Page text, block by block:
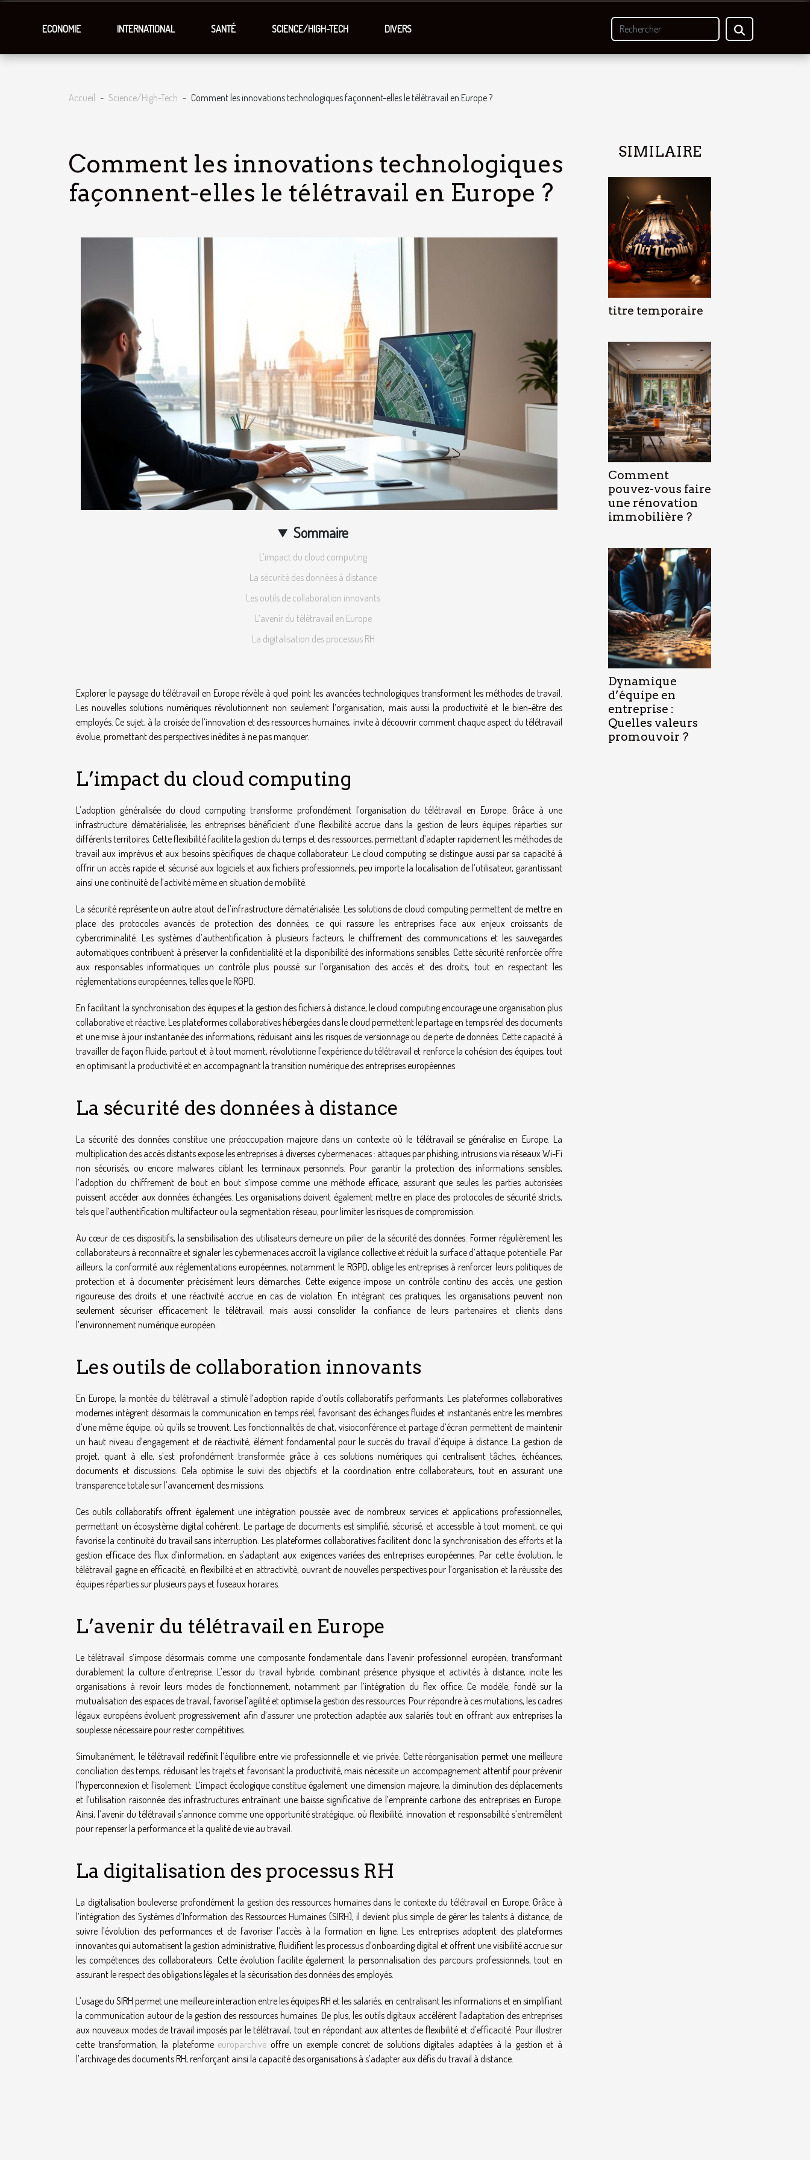
ECONOMIE INTERNATIONAL SANTÉ SCIENCE/HIGH-TECH DIVERS
Accueil Science/High-Tech Comment les innovations technologiques façonnent-elles le télétravail en Europe ?
Comment les innovations technologiques
façonnent-elles le télétravail en Europe ?
Sommaire
L’impact du cloud computing
La sécurité des données à distance
Les outils de collaboration innovants
L’avenir du télétravail en Europe
La digitalisation des processus RH
Explorer le paysage du télétravail en Europe révèle à quel point les avancées technologiques transforment les méthodes de travail.
Les nouvelles solutions numériques révolutionnent non seulement l’organisation, mais aussi la productivité et le bien-être des
employés. Ce sujet, à la croisée de l’innovation et des ressources humaines, invite à découvrir comment chaque aspect du télétravail
évolue, promettant des perspectives inédites à ne pas manquer.
L’impact du cloud computing
L’adoption généralisée du cloud computing transforme profondément l’organisation du télétravail en Europe. Grâce à une
infrastructure dématérialisée, les entreprises bénéficient d’une flexibilité accrue dans la gestion de leurs équipes réparties sur
différents territoires. Cette flexibilité facilite la gestion du temps et des ressources, permettant d’adapter rapidement les méthodes de
travail aux imprévus et aux besoins spécifiques de chaque collaborateur. Le cloud computing se distingue aussi par sa capacité à
offrir un accès rapide et sécurisé aux logiciels et aux fichiers professionnels, peu importe la localisation de l’utilisateur, garantissant
ainsi une continuité de l’activité même en situation de mobilité.
La sécurité représente un autre atout de l’infrastructure dématérialisée. Les solutions de cloud computing permettent de mettre en
place des protocoles avancés de protection des données, ce qui rassure les entreprises face aux enjeux croissants de
cybercriminalité. Les systèmes d’authentification à plusieurs facteurs, le chiffrement des communications et les sauvegardes
automatiques contribuent à préserver la confidentialité et la disponibilité des informations sensibles. Cette sécurité renforcée offre
aux responsables informatiques un contrôle plus poussé sur l’organisation des accès et des droits, tout en respectant les
réglementations européennes, telles que le RGPD.
En facilitant la synchronisation des équipes et la gestion des fichiers à distance, le cloud computing encourage une organisation plus
collaborative et réactive. Les plateformes collaboratives hébergées dans le cloud permettent le partage en temps réel des documents
et une mise à jour instantanée des informations, réduisant ainsi les risques de versionnage ou de perte de données. Cette capacité à
travailler de façon fluide, partout et à tout moment, révolutionne l’expérience du télétravail et renforce la cohésion des équipes, tout
en optimisant la productivité et en accompagnant la transition numérique des entreprises européennes.
La sécurité des données à distance
La sécurité des données constitue une préoccupation majeure dans un contexte où le télétravail se généralise en Europe. La
multiplication des accès distants expose les entreprises à diverses cybermenaces : attaques par phishing, intrusions via réseaux Wi-Fi
non sécurisés, ou encore malwares ciblant les terminaux personnels. Pour garantir la protection des informations sensibles,
l’adoption du chiffrement de bout en bout s’impose comme une méthode efficace, assurant que seules les parties autorisées
puissent accéder aux données échangées. Les organisations doivent également mettre en place des protocoles de sécurité stricts,
tels que l’authentification multifacteur ou la segmentation réseau, pour limiter les risques de compromission.
Au cœur de ces dispositifs, la sensibilisation des utilisateurs demeure un pilier de la sécurité des données. Former régulièrement les
collaborateurs à reconnaître et signaler les cybermenaces accroît la vigilance collective et réduit la surface d’attaque potentielle. Par
ailleurs, la conformité aux réglementations européennes, notamment le RGPD, oblige les entreprises à renforcer leurs politiques de
protection et à documenter précisément leurs démarches. Cette exigence impose un contrôle continu des accès, une gestion
rigoureuse des droits et une réactivité accrue en cas de violation. En intégrant ces pratiques, les organisations peuvent non
seulement sécuriser efficacement le télétravail, mais aussi consolider la confiance de leurs partenaires et clients dans
l’environnement numérique européen.
Les outils de collaboration innovants
En Europe, la montée du télétravail a stimulé l’adoption rapide d’outils collaboratifs performants. Les plateformes collaboratives
modernes intègrent désormais la communication en temps réel, favorisant des échanges fluides et instantanés entre les membres
d’une même équipe, où qu’ils se trouvent. Les fonctionnalités de chat, visioconférence et partage d’écran permettent de maintenir
un haut niveau d’engagement et de réactivité, élément fondamental pour le succès du travail d’équipe à distance. La gestion de
projet, quant à elle, s’est profondément transformée grâce à ces solutions numériques qui centralisent tâches, échéances,
documents et discussions. Cela optimise le suivi des objectifs et la coordination entre collaborateurs, tout en assurant une
transparence totale sur l’avancement des missions.
Ces outils collaboratifs offrent également une intégration poussée avec de nombreux services et applications professionnelles,
permettant un écosystème digital cohérent. Le partage de documents est simplifié, sécurisé, et accessible à tout moment, ce qui
favorise la continuité du travail sans interruption. Les plateformes collaboratives facilitent donc la synchronisation des efforts et la
gestion efficace des flux d’information, en s’adaptant aux exigences variées des entreprises européennes. Par cette évolution, le
télétravail gagne en efficacité, en flexibilité et en attractivité, ouvrant de nouvelles perspectives pour l’organisation et la réussite des
équipes réparties sur plusieurs pays et fuseaux horaires.
L’avenir du télétravail en Europe
Le télétravail s’impose désormais comme une composante fondamentale dans l’avenir professionnel européen, transformant
durablement la culture d’entreprise. L’essor du travail hybride, combinant présence physique et activités à distance, incite les
organisations à revoir leurs modes de fonctionnement, notamment par l’intégration du flex office. Ce modèle, fondé sur la
mutualisation des espaces de travail, favorise l’agilité et optimise la gestion des ressources. Pour répondre à ces mutations, les cadres
légaux européens évoluent progressivement afin d’assurer une protection adaptée aux salariés tout en offrant aux entreprises la
souplesse nécessaire pour rester compétitives.
Simultanément, le télétravail redéfinit l’équilibre entre vie professionnelle et vie privée. Cette réorganisation permet une meilleure
conciliation des temps, réduisant les trajets et favorisant la productivité, mais nécessite un accompagnement attentif pour prévenir
l’hyperconnexion et l’isolement. L’impact écologique constitue également une dimension majeure, la diminution des déplacements
et l’utilisation raisonnée des infrastructures entraînant une baisse significative de l’empreinte carbone des entreprises en Europe.
Ainsi, l’avenir du télétravail s’annonce comme une opportunité stratégique, où flexibilité, innovation et responsabilité s’entremêlent
pour repenser la performance et la qualité de vie au travail.
La digitalisation des processus RH
La digitalisation bouleverse profondément la gestion des ressources humaines dans le contexte du télétravail en Europe. Grâce à
l’intégration des Systèmes d’Information des Ressources Humaines (SIRH), il devient plus simple de gérer les talents à distance, de
suivre l’évolution des performances et de favoriser l’accès à la formation en ligne. Les entreprises adoptent des plateformes
innovantes qui automatisent la gestion administrative, fluidifient les processus d’onboarding digital et offrent une visibilité accrue sur
les compétences des collaborateurs. Cette évolution facilite également la personnalisation des parcours professionnels, tout en
assurant le respect des obligations légales et la sécurisation des données des employés.
L’usage du SIRH permet une meilleure interaction entre les équipes RH et les salariés, en centralisant les informations et en simplifiant
la communication autour de la gestion des ressources humaines. De plus, les outils digitaux accélèrent l’adaptation des entreprises
aux nouveaux modes de travail imposés par le télétravail, tout en répondant aux attentes de flexibilité et d’efficacité. Pour illustrer
cette transformation, la plateforme europarchive offre un exemple concret de solutions digitales adaptées à la gestion et à
l’archivage des documents RH, renforçant ainsi la capacité des organisations à s’adapter aux défis du travail à distance.
SIMILAIRE
titre temporaire
Comment
pouvez-vous faire
une rénovation
immobilière ?
Dynamique
d’équipe en
entreprise :
Quelles valeurs
promouvoir ?